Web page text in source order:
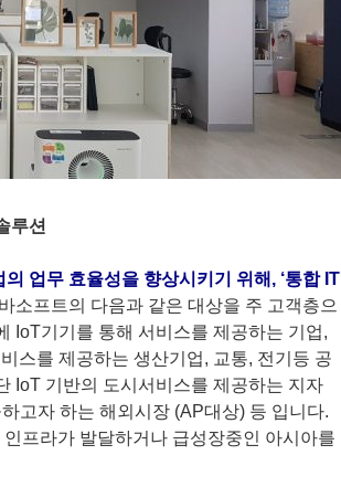
루션
업무 효율성을 향상시키기 위해, ‘통합 IT
소프트의 다음과 같은 대상을 주 고객층으
IoT기기를 통해 서비스를 제공하는 기업,
스를 제공하는 생산기업, 교통, 전기등 공
IoT 기반의 도시서비스를 제공하는 지자
고자 하는 해외시장 (AP대상) 등 입니다.
프라가 발달하거나 급성장중인 아시아를